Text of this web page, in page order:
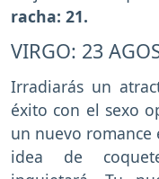
racha: 21.
VIRGO: 23
Irradiarás un
éxito con el sexo
un nuevo romance
idea de